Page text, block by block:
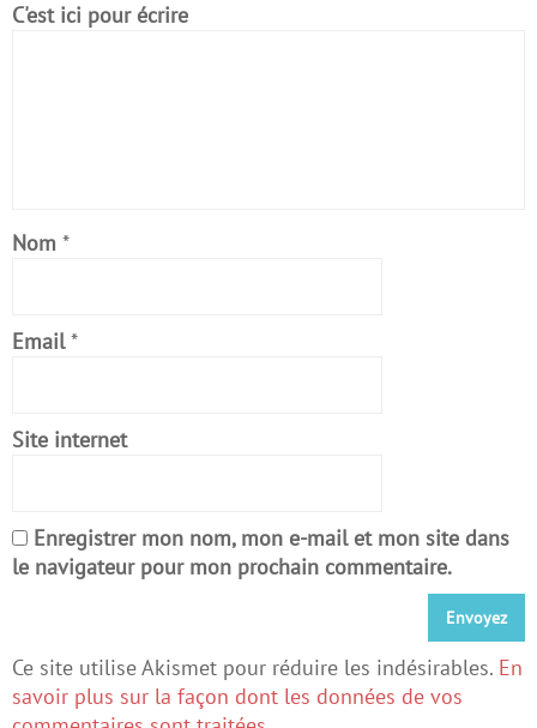
C'est ici pour écrire
Nom *
Email *
Site internet
Enregistrer mon nom, mon e-mail et mon site dans
le navigateur pour mon prochain commentaire.
Ce site utilise Akismet pour réduire les indésirables. En
savoir plus sur la façon dont les données de vos